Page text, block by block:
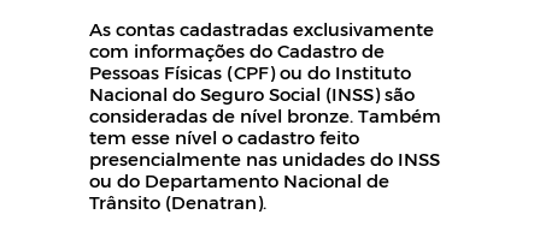
As contas cadastradas exclusivamente
com informações do Cadastro de
Pessoas Físicas (CPF) ou do Instituto
Nacional do Seguro Social (INSS) são
consideradas de nível bronze. Também
tem esse nível o cadastro feito
presencialmente nas unidades do INSS
ou do Departamento Nacional de
Trânsito (Denatran).